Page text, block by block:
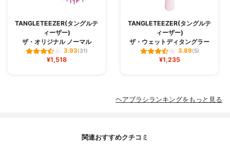
TANGLETEEZER(タングルテ
ィーザー)
ザ・オリジナル ノーマル
3.93(31)
¥1,518
TANGLETEEZER(タングルテ
ィーザー)
ザ・ウェットディタングラー
3.89(5)
¥1,235
ヘアブラシランキングをもっと見る
関連おすすめクチコミ